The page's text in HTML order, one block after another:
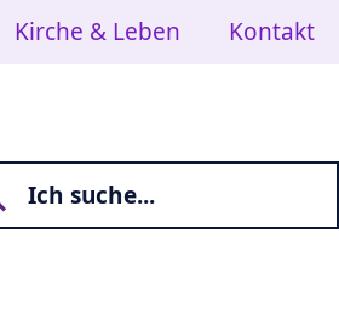
Kirche & Leben Kontakt